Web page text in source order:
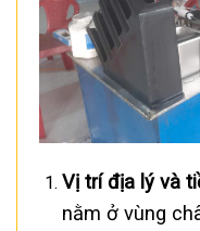
Vị trí địa lý và
nằm ở vùng